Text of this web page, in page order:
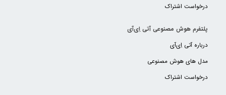
درخواست اشتراک
پلتفرم هوش مصنوعی آتی اِی‌آی
درباره آتی اِی‌آی
مدل های هوش مصنوعی
درخواست اشتراک